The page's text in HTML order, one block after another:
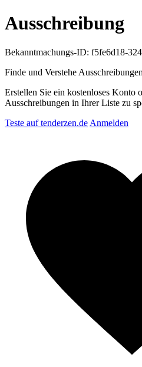
Ausschreibung
Bekanntmachungs-ID: f5fe6d18-
Finde und Verstehe Ausschreibungen
Erstellen Sie ein kostenloses Konto
Ausschreibungen in Ihrer Liste zu
Teste auf tenderzen.de Anmelden